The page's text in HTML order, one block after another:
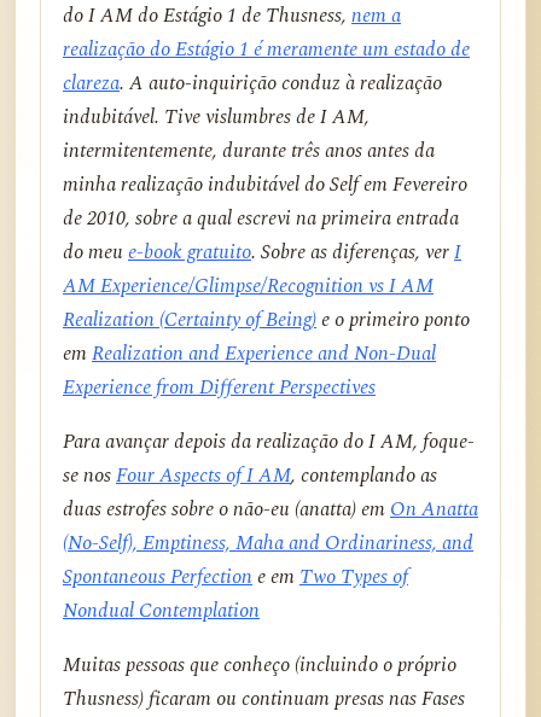
do I AM do Estágio 1 de Thusness, nem a
realização do Estágio 1 é meramente um estado de
clareza. A auto-inquirição conduz à realização
indubitável. Tive vislumbres de I AM,
intermitentemente, durante três anos antes da
minha realização indubitável do Self em Fevereiro
de 2010, sobre a qual escrevi na primeira entrada
do meue-book gratuito. Sobre as diferenças, verI
AM Experience/Glimpse/Recognition vs I AM
Realization (Certainty of Being)e o primeiro ponto
emRealization and Experience and Non-Dual
Experience from Different Perspectives
Para avançar depois da realização do I AM, foque-
se nosFour Aspects of I AM, contemplando as
duas estrofes sobre o não-eu (anatta) emOn Anatta
(No-Self), Emptiness, Maha and Ordinariness, and
Spontaneous Perfectione emTwo Types of
Nondual Contemplation
Muitas pessoas que conheço (incluindo o próprio
Thusness) ficaram ou continuam presas nas Fases